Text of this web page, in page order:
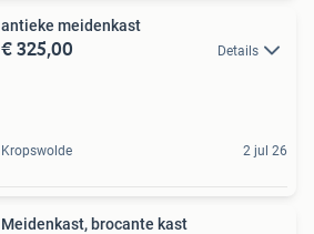
antieke meidenkast
€ 325,00 Details
Kropswolde 2 jul 26
Meidenkast, brocante kast